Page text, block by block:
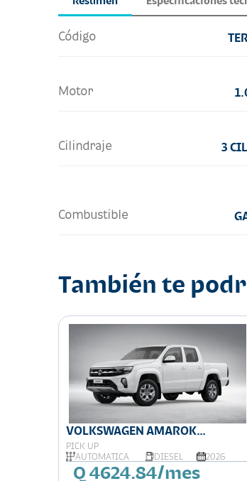
Código
Motor
Cilindraje 3
Combustible
También te
VOLKSWAGEN AMAROK
COMFORTLINE
PICK UP
AUTOMÁTICA
DIESEL 2026
Q 4624.84/mes